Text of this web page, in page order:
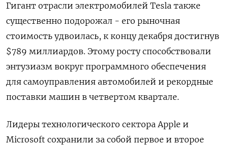
Гигант отрасли электромобилей Tesla также
существенно подорожал - его рыночная
стоимость удвоилась, к концу декабря достигнув
$789 миллиардов. Этому росту способствовали
энтузиазм вокруг программного обеспечения
для самоуправления автомобилей и рекордные
поставки машин в четвертом квартале.
Лидеры технологического сектора Apple и
Microsoft сохранили за собой первое и второе